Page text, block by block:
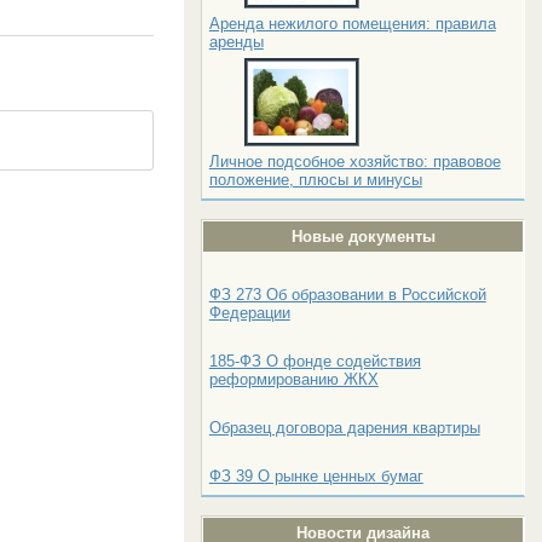
Аренда нежилого помещения: правила
аренды
Личное подсобное хозяйство: правовое
положение, плюсы и минусы
Новые документы
ФЗ 273 Об образовании в Российской
Федерации
185-ФЗ О фонде содействия
реформированию ЖКХ
Образец договора дарения квартиры
ФЗ 39 О рынке ценных бумаг
Новости дизайна